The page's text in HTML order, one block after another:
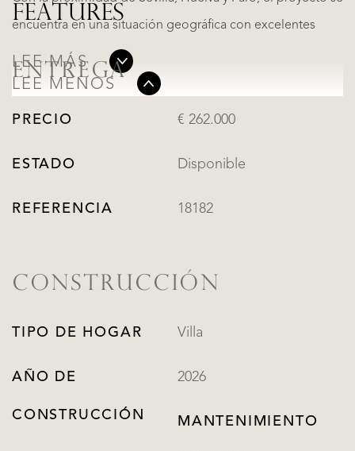
encuentra en una situación geográfica con excelentes
LEE MÁS
LEE MENOS
FEATURES
ENTREGA
PRECIO € 262.000
ESTADO Disponible
REFERENCIA 18182
CONSTRUCCIÓN
TIPO DE HOGAR Villa
AÑO DE
CONSTRUCCIÓN
2026
MANTENIMIENTO